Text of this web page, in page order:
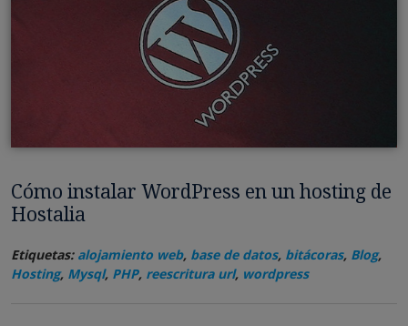
Cómo instalar WordPress en un hosting de
Hostalia
Etiquetas: alojamiento web, base de datos, bitácoras, Blog,
Hosting, Mysql, PHP, reescritura url, wordpress